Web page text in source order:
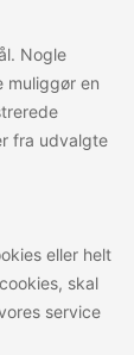
Nogle
muliggør en
fra udvalgte
eller helt
skal
service